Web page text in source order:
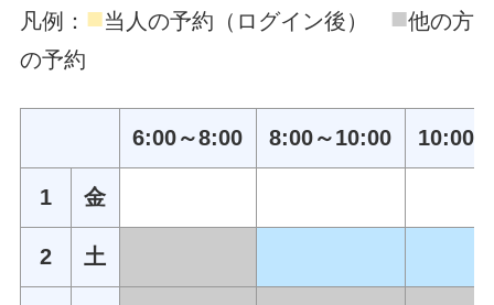
凡例： ■当人の予約（ログイン後） ■他の方
の予約
6:00～8:00 8:00～10:00 10:00
1 金
2 土